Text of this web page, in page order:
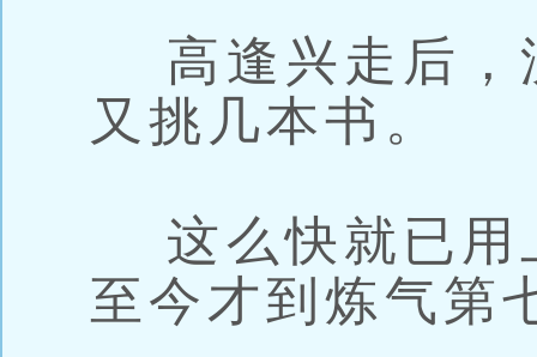
高逢兴走后，
又挑几本书。
这么快就已用
至今才到炼气第